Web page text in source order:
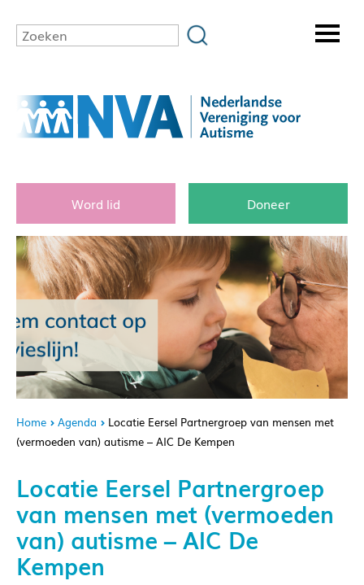
Word lid Doneer
Home Agenda
Locatie Eersel Partnergroep van mensen met
(vermoeden van) autisme – AIC De Kempen
Locatie Eersel Partnergroep
van mensen met (vermoeden
van) autisme – AIC De
Kempen